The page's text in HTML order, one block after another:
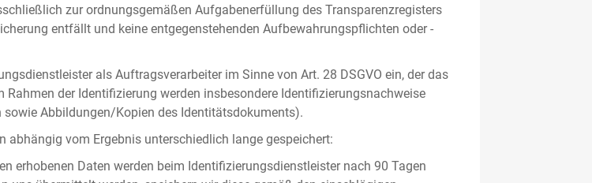
zur ordnungsgemäßen Aufgabenerfüllung des Transparenzregisters
entfällt und keine entgegenstehenden Aufbewahrungspflichten oder -
als Auftragsverarbeiter im Sinne von Art. 28 DSGVO ein, der das
der Identifizierung werden insbesondere Identifizierungsnachweise
Abbildungen/Kopien des Identitätsdokuments).
abhängig vom Ergebnis unterschiedlich lange gespeichert:
erhobenen Daten werden beim Identifizierungsdienstleister nach 90 Tagen